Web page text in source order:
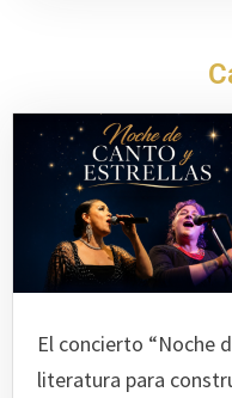
El concierto “Noche
literatura para